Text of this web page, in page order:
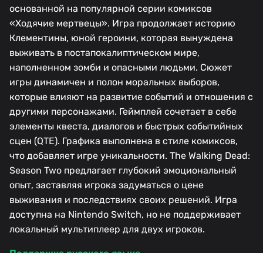
основанной на популярной серии комиксов
«Ходячие мертвецы». Игра продолжает историю
Клементины, юной героини, которая вынуждена
выживать в постапокалиптическом мире,
наполненном зомби и опасными людьми. Сюжет
игры динамичен и полон моральных выборов,
которые влияют на развитие событий и отношения с
другими персонажами. Геймплей сочетает в себе
элементы квеста, диалогов и быстрых событийных
сцен (QTE). Графика выполнена в стиле комиксов,
что добавляет игре уникальности. The Walking Dead:
Season Two предлагает глубокий эмоциональный
опыт, заставляя игрока задуматься о цене
выживания и последствиях своих решений. Игра
доступна на Nintendo Switch, но не поддерживает
локальный мультиплеер для двух игроков.